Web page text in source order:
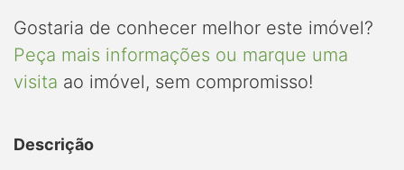
Gostaria de conhecer melhor este imóvel?
Peça mais informações ou marque uma
visita ao imóvel, sem compromisso!
Descrição